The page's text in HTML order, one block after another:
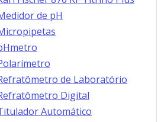
de pH
de Laboratório
Digital
Automático